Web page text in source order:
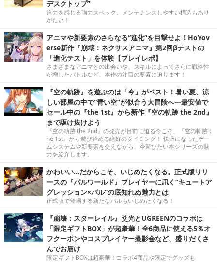
デスクトップ”
迫力を感じる強力スペック。メンテナンスしやすい構造もあり
がたい！
アニマや新要素のさらなる“進化”を目撃せよ！HoYov
erse新作『崩壊：ネクサスアニマ』第2回βテストの
「進化テスト」を体験【プレイレポ】
さまざまなアニマとの出会いや、スキルによってさらに戦略性
が増したバトルなど、本作の注目の要素に迫ります！
『空の軌跡』を遊ぶのは「今」がベスト！暑い夏、涼
しい部屋の中で“青い空”が似合う大冒険へ―最安値で
セール中の『the 1st』から新作『空の軌跡 the 2nd』
まで駆け抜けよう
『空の軌跡 the 2nd』の発売が目前に迫る今こそ、『空の軌跡 t
he 1st』から遊び始める絶好のタイミング！ 快適になったゲー
ムシステムや新要素を交えながら、今遊びたい本シリーズの魅
力を紹介します。
かわいい…だからこそ、いじめたくなる。正式版リリ
ースの『パルワールド』プレイヤーに訊く“キュートア
グレッション×パル”の底知れぬ魅力とは
正式版で登場する新たなパルもいじめたくなる！
『崩壊：スターレイル』爻光とUGREENのコラボは
「限定ギフトBOX」が超豪華！全6商品に使える5％オ
フクーポンやコスプレイヤー撮影会など、盛りだくさ
んでお届け
限定ギフトBOXは超豪華！コラボ4商品や限定でグッズも